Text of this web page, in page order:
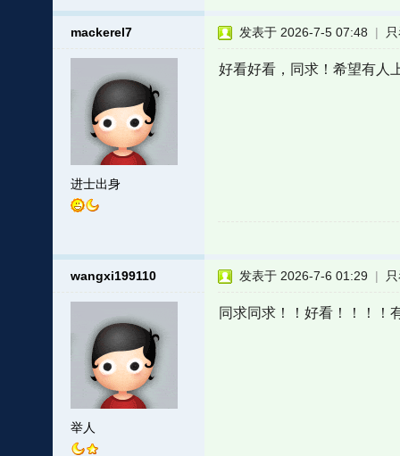
mackerel7
进士出身
发表于 2026-7-5 07:48 |
好看好看，同求！希望有人
wangxi199110
举人
发表于 2026-7-6 01:29 |
同求同求！！好看！！！！